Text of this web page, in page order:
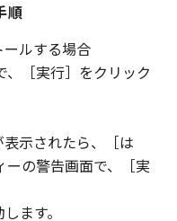
去することによ
ができます。
かの条項に違反
終了します。
本契約書が終了
トウェア」およ
または消去するも
書第2条、第4条
よび第10条の規
順
ルする場合
、［実行］をクリック
示されたら、［は
ーの警告画面で、［実
ます。